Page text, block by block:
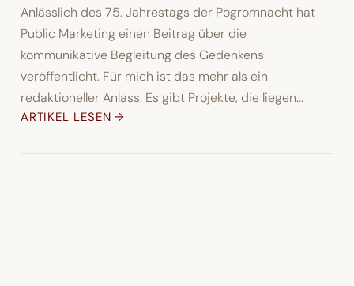
Anlässlich des 75. Jahrestags der Pogromnacht hat
Public Marketing einen Beitrag über die
kommunikative Begleitung des Gedenkens
veröffentlicht. Für mich ist das mehr als ein
redaktioneller Anlass. Es gibt Projekte, die liegen...
ARTIKEL LESEN →